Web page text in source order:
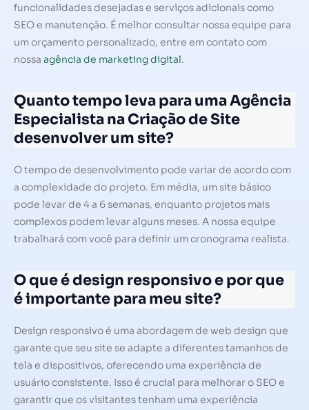
funcionalidades desejadas e serviços adicionais como
SEO e manutenção. É melhor consultar nossa equipe para
um orçamento personalizado, entre em contato com
nossa agência de marketing digital.
Quanto tempo leva para uma Agência
Especialista na Criação de Site
desenvolver um site?
O tempo de desenvolvimento pode variar de acordo com
a complexidade do projeto. Em média, um site básico
pode levar de 4 a 6 semanas, enquanto projetos mais
complexos podem levar alguns meses. A nossa equipe
trabalhará com você para definir um cronograma realista.
O que é design responsivo e por que
é importante para meu site?
Design responsivo é uma abordagem de web design que
garante que seu site se adapte a diferentes tamanhos de
tela e dispositivos, oferecendo uma experiência de
usuário consistente. Isso é crucial para melhorar o SEO e
garantir que os visitantes tenham uma experiência